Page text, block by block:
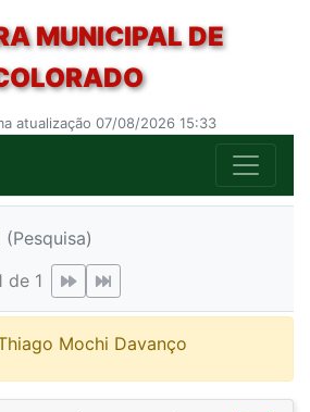
MUNICIPAL DE
atualização 07/08/2026 15:33
(Pesquisa)
de 1
Mochi Davanço